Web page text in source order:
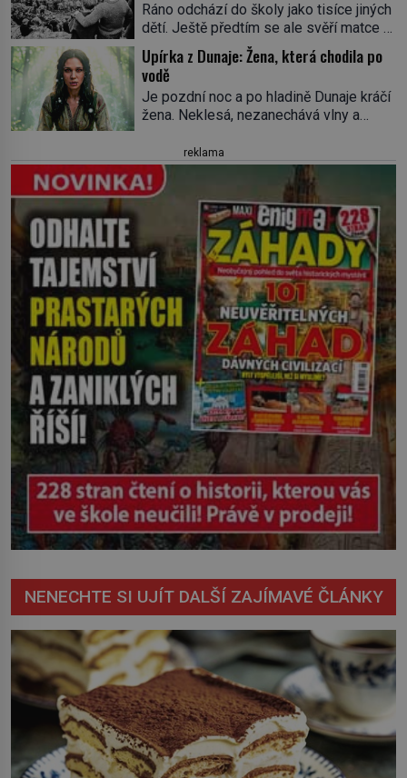
nejpůsobivějších námořních záhad? […]
sklepa. Právě tady totiž sídlil sériový
vrah H. H. Holmes a také
nejpropracovanější past na lidi
v dějinách americké kriminalistiky.
Herman Webster Mudgett (1861–1896)
přijíždí […]
Ráno odchází do školy jako tisíce jiných
dětí. Ještě předtím se ale svěří matce s
podivným snem. Ve škole, kterou dobře
zná, tentokrát nevidí budovu ani
spolužáky. Místo nich se před ní tyčí
cosi temného. O několik hodin později je
mrtvá. Mohla devítiletá Zahlédla vlastní
vesnice Aberfan […]
Upírka z Dunaje: Žena, která chodila po
vodě
Je pozdní noc a po hladině Dunaje kráčí
žena. Neklesá, nezanechává vlny a
pod ní byla dlažbou. Muž, který ji z
břehu pozoruje, ji údajně poznává, jenže
Ruža Vlajna má být v tu chvíli mrtvá celé
století. Vesnice Kisiljevo v
severovýchodním Srbsku má s upíry
nevyřízené účty. […]
reklama
NENECHTE SI UJÍT DALŠÍ ZAJÍMAVÉ ČLÁNKY